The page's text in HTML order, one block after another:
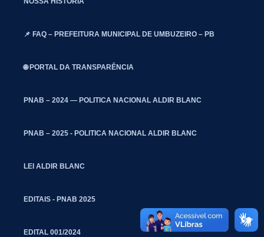
📌 FAQ – PREFEITURA MUNICIPAL DE UMBUZEIRO – PB
🌐 PORTAL DA TRANSPARÊNCIA
PNAB – 2024 — POLITICA NACIONAL ALDIR BLANC
PNAB – 2025 - POLITICA NACIONAL ALDIR BLANC
LEI ALDIR BLANC
EDITAIS - PNAB 2025
EDITAL 001/2024